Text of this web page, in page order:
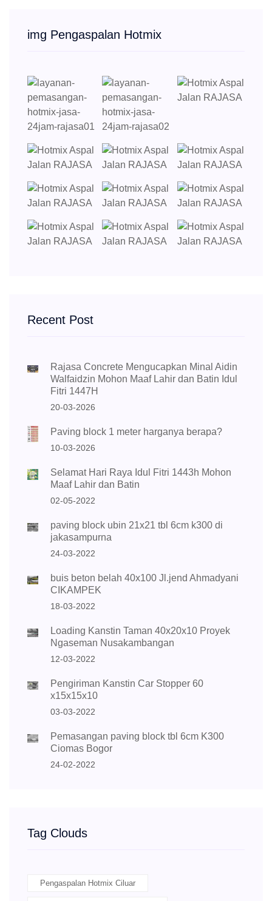
img Pengaspalan Hotmix
Recent Post
Rajasa Concrete Mengucapkan Minal Aidin
Walfaidzin Mohon Maaf Lahir dan Batin Idul
Fitri 1447H
20-03-2026
Paving block 1 meter harganya berapa?
10-03-2026
Selamat Hari Raya Idul Fitri 1443h Mohon
Maaf Lahir dan Batin
02-05-2022
paving block ubin 21x21 tbl 6cm k300 di
jakasampurna
24-03-2022
buis beton belah 40x100 Jl.jend Ahmadyani
CIKAMPEK
18-03-2022
Loading Kanstin Taman 40x20x10 Proyek
Ngaseman Nusakambangan
12-03-2022
Pengiriman Kanstin Car Stopper 60
x15x15x10
03-03-2022
Pemasangan paving block tbl 6cm K300
Ciomas Bogor
24-02-2022
Tag Clouds
Pengaspalan Hotmix Ciluar